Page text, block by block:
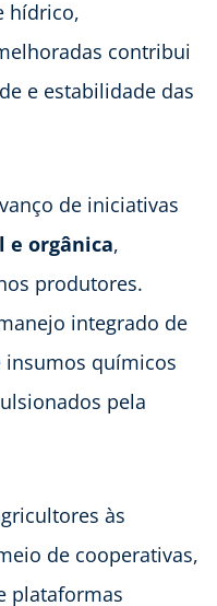
hídrico,
contribui
e estabilidade das
de iniciativas
orgânica,
produtores.
integrado de
insumos químicos
pela
às
de cooperativas,
plataformas